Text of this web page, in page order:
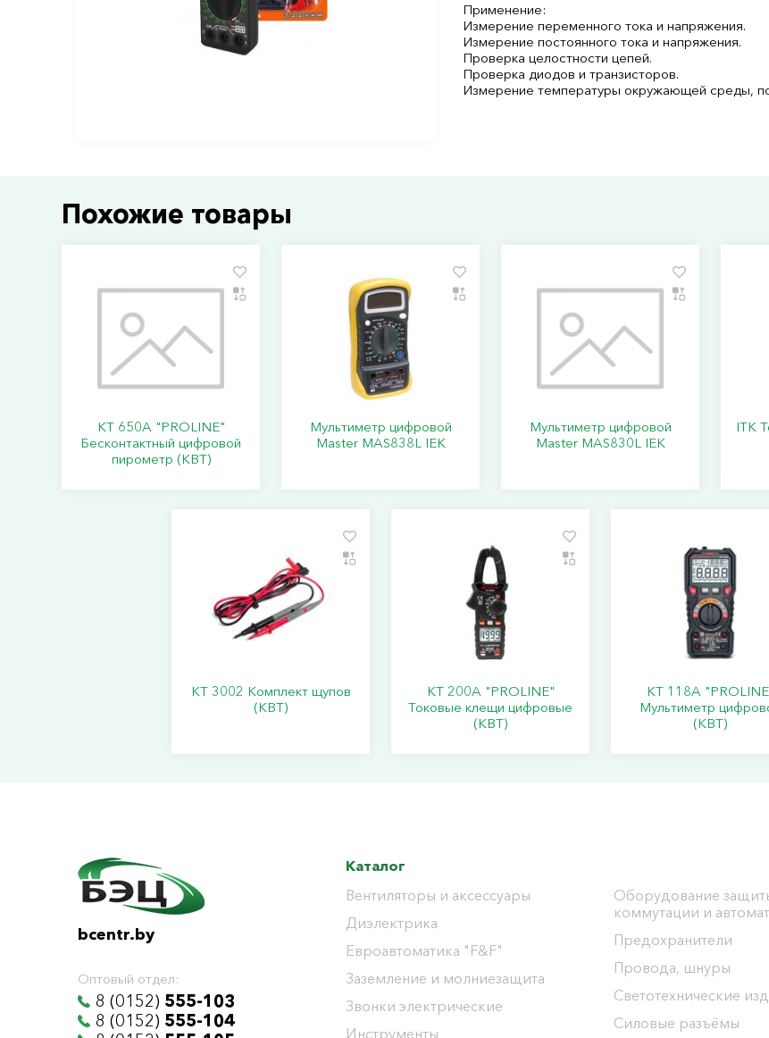
Применение:
Измерение переменного тока и напряжения.
Измерение постоянного тока и напряжения.
Проверка целостности цепей.
Проверка диодов и транзисторов.
Измерение температуры окружающей среды,
Похожие товары
KT 650A "PROLINE"
Бесконтактный цифровой
пирометр (КВТ)
Мультиметр цифровой
Master MAS838L IEK
Мультиметр цифровой
Master MAS830L IEK
ITK
KT 3002 Комплект щупов
(КВТ)
KT 200A "PROLINE"
Токовые клещи цифровые
(КВТ)
KT 118A
Мультиметр
(КВТ)
bcentr.by
Оптовый отдел:
8 (0152) 555-103
8 (0152) 555-104
Каталог
Вентиляторы и аксессуары
Диэлектрика
Евроавтоматика "F&F"
Заземление и молниезащита
Звонки электрические
Инструменты
Оборудование
коммутации и
Предохранители
Провода, шнуры
Светотехнические
Силовые разъёмы